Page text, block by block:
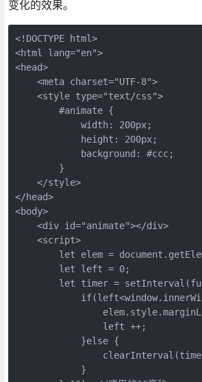
变化的效果。
<!DOCTYPE html>
<html lang="en">
<head>
    <meta charset="UTF-8">
    <style type="text/css">
        #animate {
            width: 200px;
            height: 200px;
            background: #ccc;
        }
    </style>
</head>
<body>
    <div id="animate"></div>
    <script>
let elem =
        let left = 0;
let timer =
                left ++;
            }else {
            }